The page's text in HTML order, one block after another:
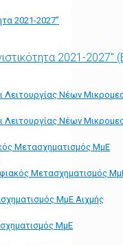
2021-2027”
2021-
Λειτουργίας Νέων
Λειτουργίας Νέων
Μετασχηματισμός ΜμΕ
Μετασχηματισμός
ΜμΕ Αιχμής
ΜμΕ